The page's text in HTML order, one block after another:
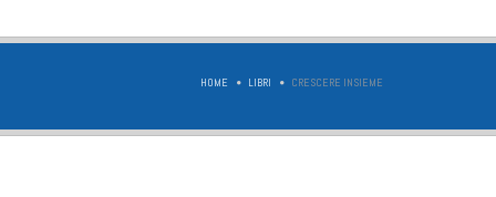
HOME LIBRI CRESCERE INSIEME